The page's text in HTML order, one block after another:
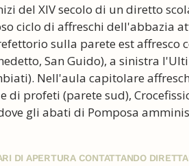
del XIV secolo di un diretto
ciclo di affreschi dell'abbazia
sulla parete est affresco
San Guido), a sinistra
Nell'aula capitolare
di profeti (parete sud),
gli abati di Pomposa
DI APERTURA CONTATTANDO